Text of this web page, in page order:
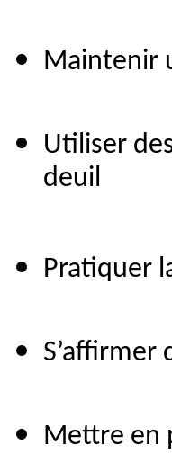
Maintenir
Utiliser
deuil
Pratiquer
Mettre en